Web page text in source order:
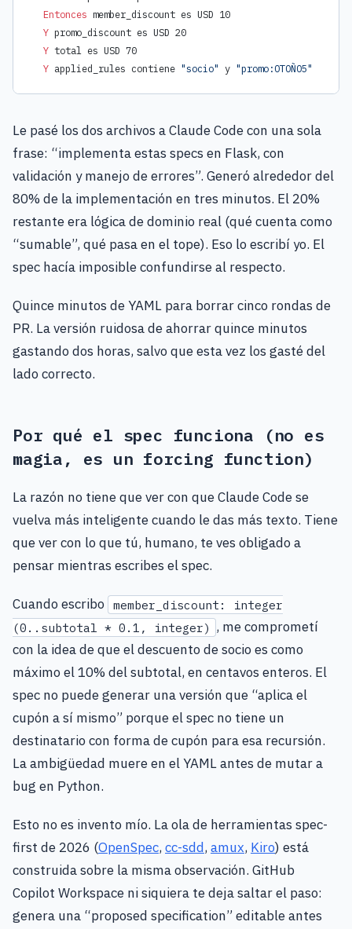
  Entonces
member_discount es USD 10
  Y
promo_discount es USD 20
  Y
total es USD 70
  Y
applied_rules contiene "socio" y "promo:OTOÑO5"
Le pasé los dos archivos a Claude Code con una sola
frase: “implementa estas specs en Flask, con
validación y manejo de errores”. Generó alrededor del
80% de la implementación en tres minutos. El 20%
restante era lógica de dominio real (qué cuenta como
“sumable”, qué pasa en el tope). Eso lo escribí yo. El
spec hacía imposible confundirse al respecto.
Quince minutos de YAML para borrar cinco rondas de
PR. La versión ruidosa de ahorrar quince minutos
gastando dos horas, salvo que esta vez los gasté del
lado correcto.
Por qué el spec funciona (no es
magia, es un forcing function)
La razón no tiene que ver con que Claude Code se
vuelva más inteligente cuando le das más texto. Tiene
que ver con lo que tú, humano, te ves obligado a
pensar mientras escribes el spec.
Cuando escribo member_discount: integer
(0..subtotal * 0.1, integer) , me comprometí
con la idea de que el descuento de socio es como
máximo el 10% del subtotal, en centavos enteros. El
spec no puede generar una versión que “aplica el
cupón a sí mismo” porque el spec no tiene un
destinatario con forma de cupón para esa recursión.
La ambigüedad muere en el YAML antes de mutar a
bug en Python.
Esto no es invento mío. La ola de herramientas spec-
first de 2026 (OpenSpec, cc-sdd, amux, Kiro) está
construida sobre la misma observación. GitHub
Copilot Workspace ni siquiera te deja saltar el paso:
genera una “proposed specification” editable antes